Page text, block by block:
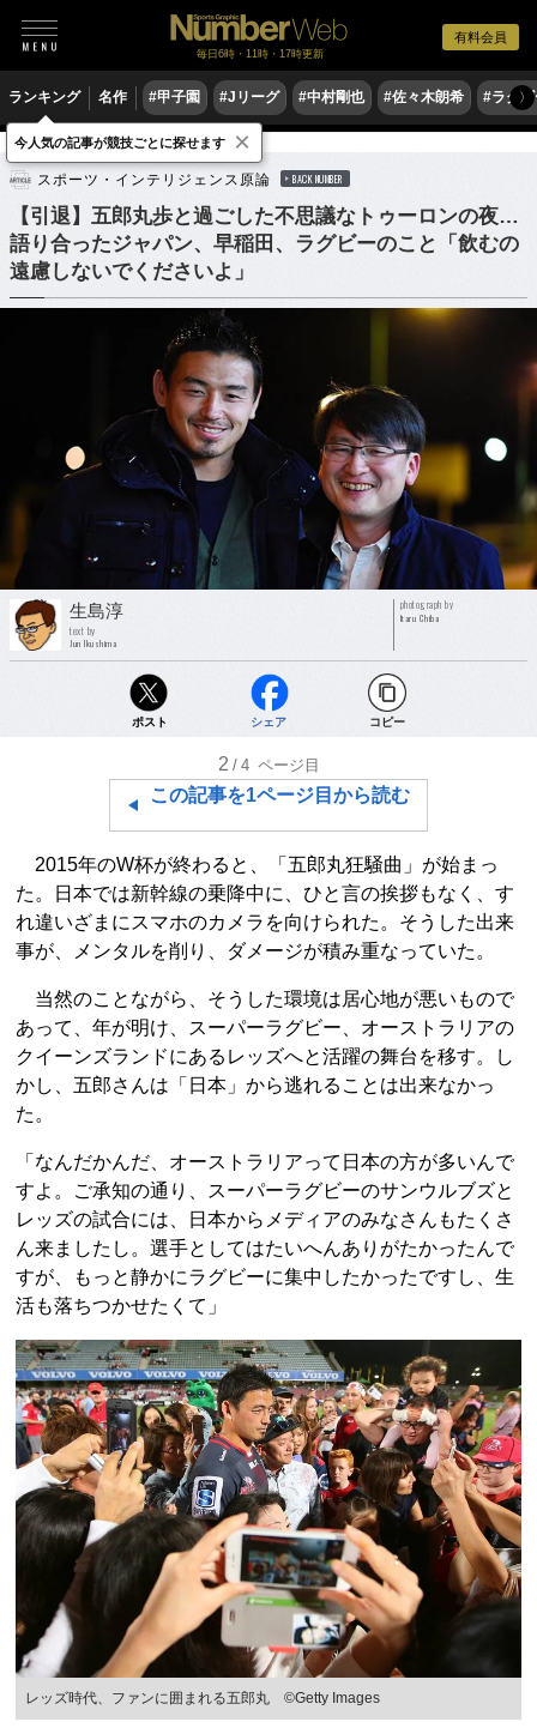
有料会員
毎日6時・11時・17時更新
ランキング 名作 #甲子園 #Jリーグ #中村剛也 #佐々木朗希 #ラグ〉
ラグビー ラグビー日本代表
スポーツ・インテリジェンス原論 BACK NUMBER
【引退】五郎丸歩と過ごした不思議なトゥーロンの夜…
語り合ったジャパン、早稲田、ラグビーのこと「飲むの
遠慮しないでくださいよ」
生島淳
text by
Jun Ikushima
photograph by
Itaru Chiba
ポスト シェア コピー
2 /4 ページ目
この記事を1ページ目から読む
2015年のW杯が終わると、「五郎丸狂騒曲」が始まっ
た。日本では新幹線の乗降中に、ひと言の挨拶もなく、す
れ違いざまにスマホのカメラを向けられた。そうした出来
事が、メンタルを削り、ダメージが積み重なっていた。
当然のことながら、そうした環境は居心地が悪いもので
あって、年が明け、スーパーラグビー、オーストラリアの
クイーンズランドにあるレッズへと活躍の舞台を移す。し
かし、五郎さんは「日本」から逃れることは出来なかっ
た。
「なんだかんだ、オーストラリアって日本の方が多いんで
すよ。ご承知の通り、スーパーラグビーのサンウルブズと
レッズの試合には、日本からメディアのみなさんもたくさ
ん来ましたし。選手としてはたいへんありがたかったんで
すが、もっと静かにラグビーに集中したかったですし、生
活も落ちつかせたくて」
レッズ時代、ファンに囲まれる五郎丸 ©︎Getty Images
今人気の記事が競技ごとに探せます ×